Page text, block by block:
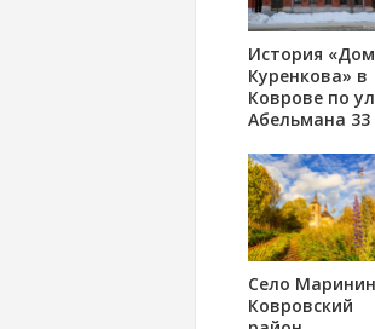
История
Куренкова» в
Коврове по
Абельмана 33
Село
Ковровский